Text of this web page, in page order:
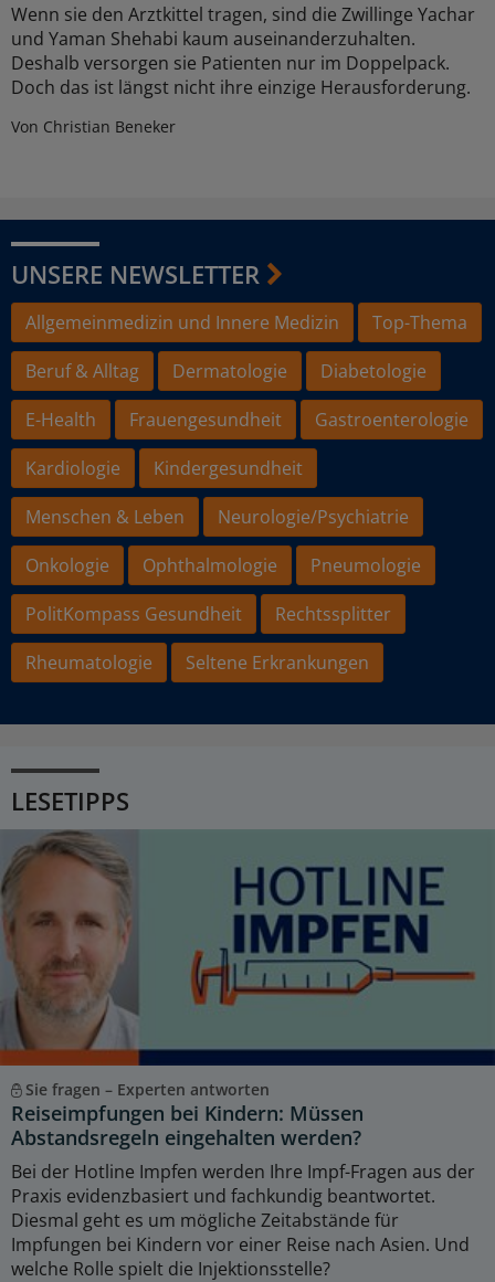
Wenn sie den Arztkittel tragen, sind die Zwillinge Yachar
und Yaman Shehabi kaum auseinanderzuhalten.
Deshalb versorgen sie Patienten nur im Doppelpack.
Doch das ist längst nicht ihre einzige Herausforderung.
Von Christian Beneker
UNSERE NEWSLETTER
Allgemeinmedizin und Innere Medizin
Top-Thema
Beruf & Alltag
Dermatologie
Diabetologie
E-Health
Frauengesundheit
Gastroenterologie
Kardiologie
Kindergesundheit
Menschen & Leben
Neurologie/Psychiatrie
Onkologie
Ophthalmologie
Pneumologie
PolitKompass Gesundheit
Rechtssplitter
Rheumatologie
Seltene Erkrankungen
LESETIPPS
Sie fragen – Experten antworten
Reiseimpfungen bei Kindern: Müssen
Abstandsregeln eingehalten werden?
Bei der Hotline Impfen werden Ihre Impf-Fragen aus der
Praxis evidenzbasiert und fachkundig beantwortet.
Diesmal geht es um mögliche Zeitabstände für
Impfungen bei Kindern vor einer Reise nach Asien. Und
welche Rolle spielt die Injektionsstelle?